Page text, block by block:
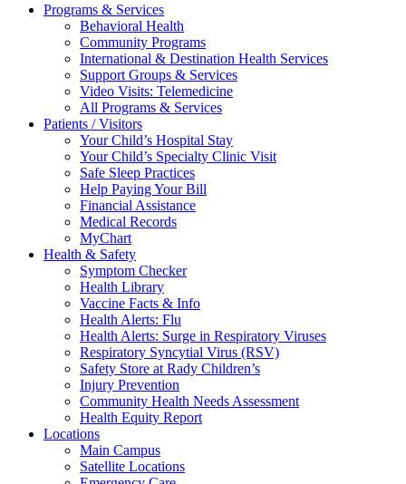
Programs & Services
Behavioral Health
Community Programs
International & Destination Health Services
Support Groups & Services
Video Visits: Telemedicine
All Programs & Services
Patients / Visitors
Your Child’s Hospital Stay
Your Child’s Specialty Clinic Visit
Safe Sleep Practices
Help Paying Your Bill
Financial Assistance
Medical Records
MyChart
Health & Safety
Symptom Checker
Health Library
Vaccine Facts & Info
Health Alerts: Flu
Health Alerts: Surge in Respiratory Viruses
Respiratory Syncytial Virus (RSV)
Safety Store at Rady Children’s
Injury Prevention
Community Health Needs Assessment
Health Equity Report
Locations
Main Campus
Satellite Locations